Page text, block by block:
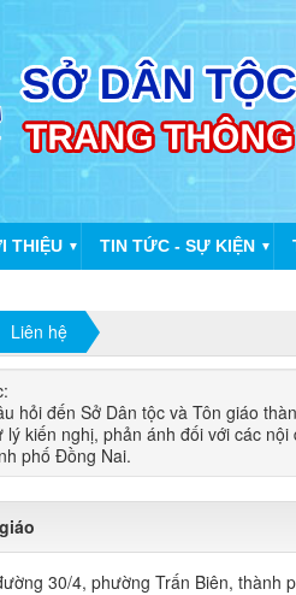
THIỆU ▼ TIN TỨC - SỰ KIỆN ▼
Liên hệ
hỏi đến Sở Dân tộc và Tôn giáo
lý kiến nghị, phản ánh đối với các
phố Đồng Nai.
30/4, phường Trấn Biên, thành